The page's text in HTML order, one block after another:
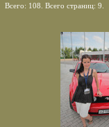
Всего: 108. Всего страниц: